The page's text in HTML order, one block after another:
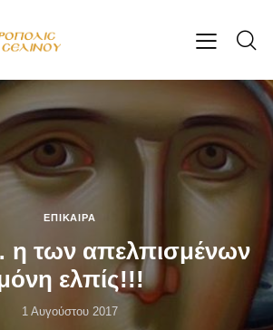
ΕΠΊΚΑΙΡΑ
η των απελπισμένων
ελπίς!!!
1 Αυγούστου 2017